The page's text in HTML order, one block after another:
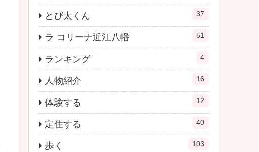
とび太くん 37
ラ コリーナ近江八幡 51
ランキング 4
人物紹介 16
体験する 12
定住する 40
歩く 103